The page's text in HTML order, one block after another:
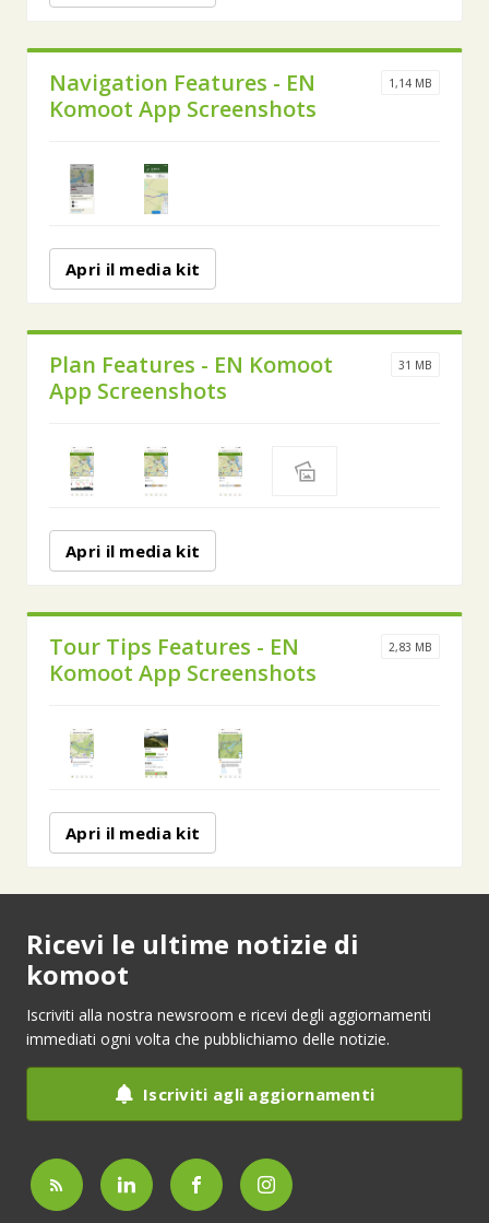
Navigation Features - EN
Komoot App Screenshots
1,14 MB
Apri il media kit
Plan Features - EN Komoot
App Screenshots
31 MB
Apri il media kit
Tour Tips Features - EN
Komoot App Screenshots
2,83 MB
Apri il media kit
Ricevi le ultime notizie di
komoot
Iscriviti alla nostra newsroom e ricevi degli aggiornamenti
immediati ogni volta che pubblichiamo delle notizie.
Iscriviti agli aggiornamenti